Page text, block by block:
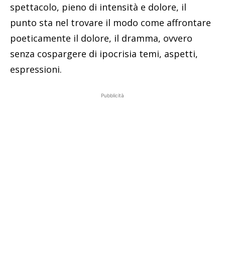
spettacolo, pieno di intensità e dolore, il
punto sta nel trovare il modo come affrontare
poeticamente il dolore, il dramma, ovvero
senza cospargere di ipocrisia temi, aspetti,
espressioni.
Pubblicità